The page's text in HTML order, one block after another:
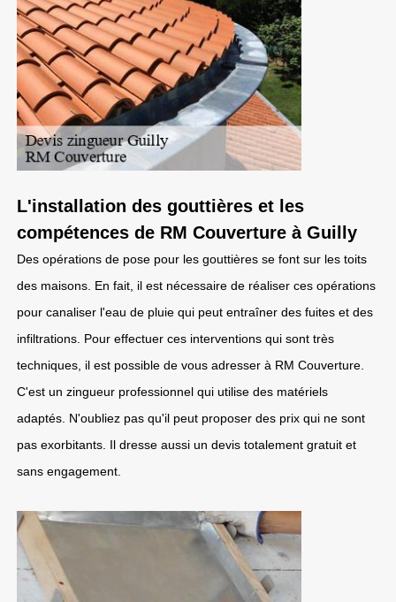
L'installation des gouttières et les
compétences de RM Couverture à Guilly
Des opérations de pose pour les gouttières se font sur les toits
des maisons. En fait, il est nécessaire de réaliser ces opérations
pour canaliser l'eau de pluie qui peut entraîner des fuites et des
infiltrations. Pour effectuer ces interventions qui sont très
techniques, il est possible de vous adresser à RM Couverture.
C'est un zingueur professionnel qui utilise des matériels
adaptés. N'oubliez pas qu'il peut proposer des prix qui ne sont
pas exorbitants. Il dresse aussi un devis totalement gratuit et
sans engagement.